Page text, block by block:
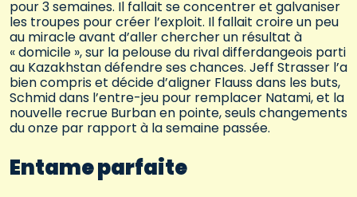
pour 3 semaines. Il fallait se concentrer et galvaniser
les troupes pour créer l’exploit. Il fallait croire un peu
au miracle avant d’aller chercher un résultat à
« domicile », sur la pelouse du rival differdangeois parti
au Kazakhstan défendre ses chances. Jeff Strasser l’a
bien compris et décide d’aligner Flauss dans les buts,
Schmid dans l’entre-jeu pour remplacer Natami, et la
nouvelle recrue Burban en pointe, seuls changements
du onze par rapport à la semaine passée.
Entame parfaite